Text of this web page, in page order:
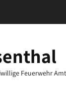
Feuerwehr